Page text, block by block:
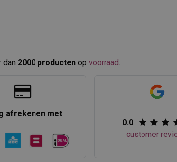
dan 2000 producten op voorraad
afrekenen met
0.0
customer